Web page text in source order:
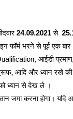
24.09.2021से
फॉर्म भरने से पूर्व एक बार
आईडी प्रमाण,
आदि और ध्यान रखे
ध्यान से देख ले ।
करना होगा। यदि